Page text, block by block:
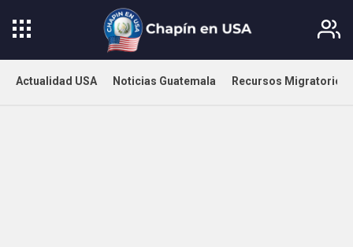
Actualidad USA Noticias Guatemala Recursos Migratorios